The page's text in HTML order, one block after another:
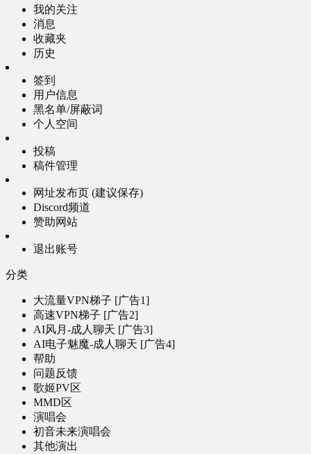
我的关注
消息
收藏夹
历史
签到
用户信息
黑名单/屏蔽词
个人空间
投稿
稿件管理
网址发布页 (建议保存)
Discord频道
赞助网站
退出账号
分类
大流量VPN梯子 [广告1]
高速VPN梯子 [广告2]
AI风月-成人聊天 [广告3]
AI电子魅魔-成人聊天 [广告4]
帮助
问题反馈
歌姬PV区
MMD区
演唱会
初音未来演唱会
其他演出